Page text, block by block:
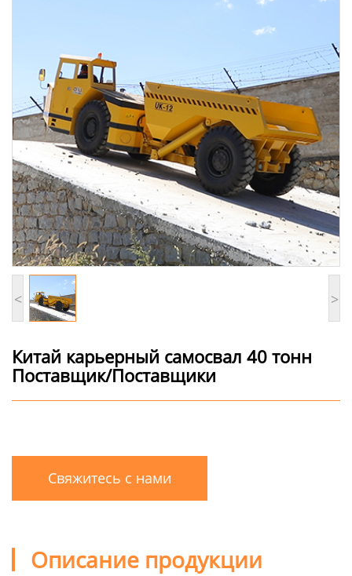
< >
Китай карьерный самосвал 40 тонн
Поставщик/Поставщики
Свяжитесь с нами
Описание продукции